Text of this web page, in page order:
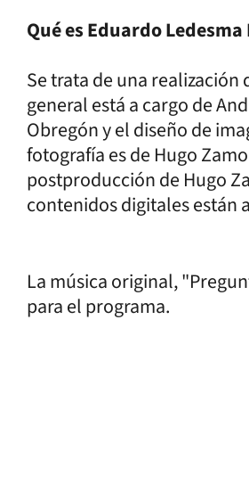
Qué es Eduardo
Se trata de una
general está a cargo de
Obregón y el diseño de
fotografía es de Hugo
postproducción de Hugo
contenidos digitales están
La música original,
para el programa.